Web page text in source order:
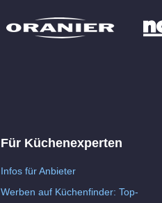
Für Küchenexperten
Infos für Anbieter
Werben auf Küchenfinder: Top-